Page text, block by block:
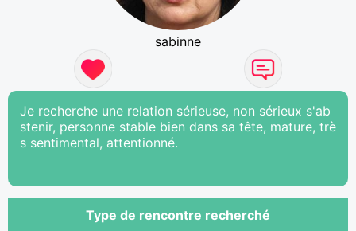
sabinne
Je recherche une relation sérieuse, non sérieux s'ab
stenir, personne stable bien dans sa tête, mature, trè
s sentimental, attentionné.
Type de rencontre recherché